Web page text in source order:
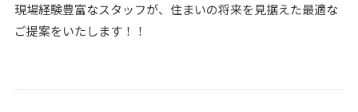
現場経験豊富なスタッフが、住まいの将来を見据えた最適な
ご提案をいたします！！